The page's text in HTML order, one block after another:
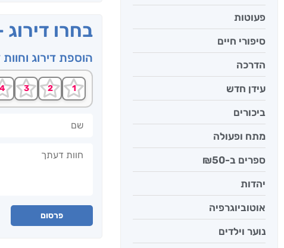
פעוטות
סיפורי חיים
הדרכה
עידן חדש
ביכורים
מתח ופעולה
ספרים ב-₪50
יהדות
אוטוביוגרפיה
נוער וילדים
בחרו
הוספת דירוג
פרסום